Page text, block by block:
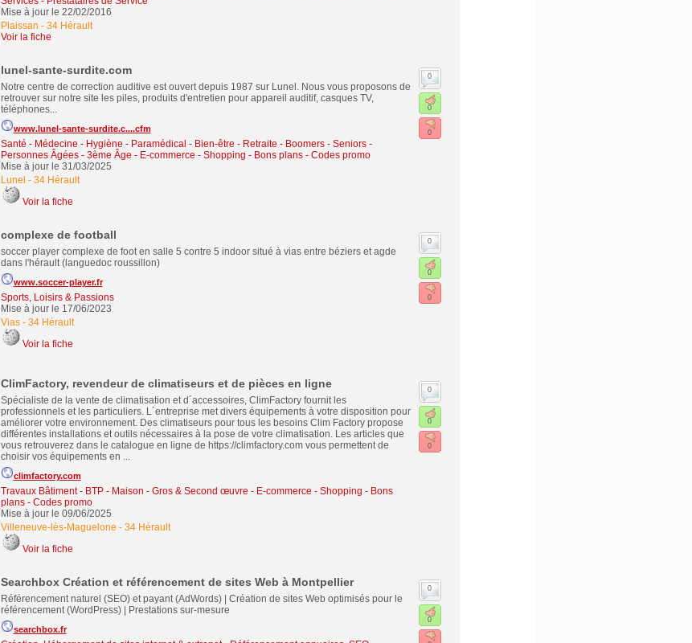
Mise à jour le 22/02/2016
Plaissan - 34 Hérault
Voir la fiche
lunel-sante-surdite.com
Notre centre de correction auditive est ouvert depuis 1987 sur Lunel. Nous vous proposons de
retrouver sur notre site les piles, produits d'entretien pour appareil auditif, casques TV,
téléphones...
www.lunel-sante-surdite.c....cfm
Santé - Médecine - Hygiène - Paramédical - Bien-être - Retraite - Boomers - Seniors -
Personnes Âgées - 3ème Âge - E-commerce - Shopping - Bons plans - Codes promo
Mise à jour le 31/03/2025
Lunel - 34 Hérault
Voir la fiche
0
0
0
complexe de football
soccer player complexe de foot en salle 5 contre 5 indoor situé à vias entre béziers et agde
dans l'hérault (languedoc roussillon)
www.soccer-player.fr
Sports, Loisirs & Passions
Mise à jour le 17/06/2023
Vias- 34 Hérault
Voir la fiche
0
0
0
ClimFactory, revendeur de climatiseurs et de pièces en ligne
Spécialiste de la vente de climatisation et d´accessoires, ClimFactory fournit les
professionnels et les particuliers. L´entreprise met divers équipements à votre disposition pour
améliorer votre environnement. Des climatiseurs pour tous les besoins Clim Factory propose
différentes installations et outils nécessaires à la pose de votre climatisation. Les articles que
vous retrouverez dans le catalogue en ligne de https://climfactory.com vous permettent de
choisir vos équipements en ...
climfactory.com
Travaux Bâtiment - BTP - Maison - Gros & Second œuvre - E-commerce - Shopping - Bons
plans - Codes promo
Mise à jour le 09/06/2025
Villeneuve-lès-Maguelone - 34 Hérault
Voir la fiche
0
0
0
Searchbox Création et référencement de sites Web à Montpellier
Référencement naturel (SEO) et payant (AdWords) | Création de sites Web optimisés pour le
référencement (WordPress) | Prestations sur-mesure
searchbox.fr
0
0